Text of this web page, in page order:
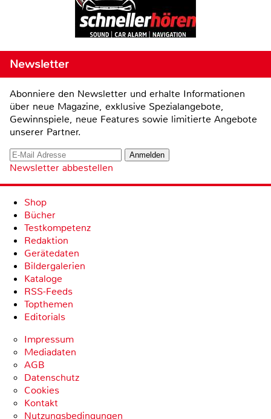
Newsletter
Abonniere den Newsletter und erhalte Informationen
über neue Magazine, exklusive Spezialangebote,
Gewinnspiele, neue Features sowie limitierte Angebote
unserer Partner.
Newsletter abbestellen
Shop
Bücher
Testkompetenz
Redaktion
Gerätedaten
Bildergalerien
Kataloge
RSS-Feeds
Topthemen
Editorials
Impressum
Mediadaten
AGB
Datenschutz
Cookies
Kontakt
Nutzungsbedingungen